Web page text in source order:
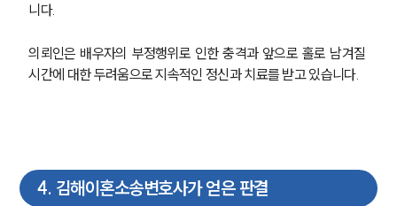
니다.
의뢰인은 배우자의 부정행위로 인한 충격과 앞으로 홀로 남겨질
시간에 대한 두려움으로 지속적인 정신과 치료를 받고 있습니다.
4. 김해이혼소송변호사가 얻은 판결